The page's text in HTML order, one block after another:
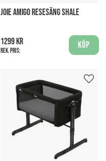
JOIE AMIGO RESESÄNG SHALE
1299 kr
Rek. pris:
Köp